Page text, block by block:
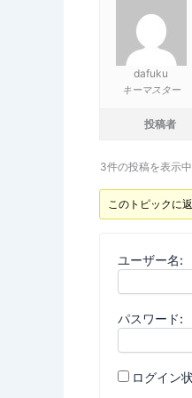
dafuku
キーマスター
投稿者
3件の投稿を表示
このトピックに
ユーザー名:
パスワード:
ログイン